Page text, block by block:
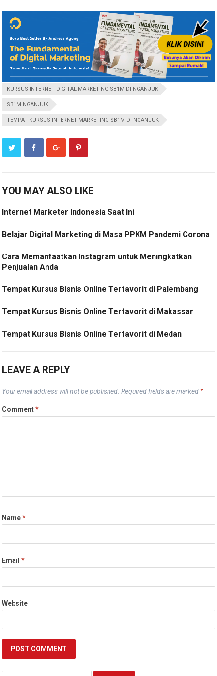
KURSUS INTERNET DIGITAL MARKETING SB1M DI NGANJUK
SB1M NGANJUK
TEMPAT KURSUS INTERNET MARKETING SB1M DI NGANJUK
YOU MAY ALSO LIKE
Internet Marketer Indonesia Saat Ini
Belajar Digital Marketing di Masa PPKM Pandemi Corona
Cara Memanfaatkan Instagram untuk Meningkatkan
Penjualan Anda
Tempat Kursus Bisnis Online Terfavorit di Palembang
Tempat Kursus Bisnis Online Terfavorit di Makassar
Tempat Kursus Bisnis Online Terfavorit di Medan
LEAVE A REPLY
Your email address will not be published. Required fields are marked *
Comment*
Name*
Email*
Website